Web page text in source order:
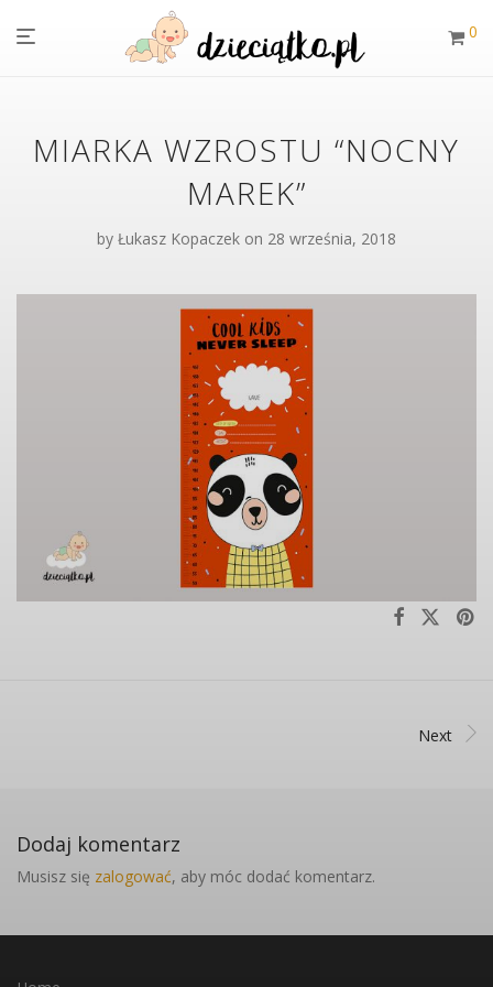
0
MIARKA WZROSTU “NOCNY
MAREK”
by Łukasz Kopaczek on 28 września, 2018
Next
Dodaj komentarz
Musisz się zalogować, aby móc dodać komentarz.